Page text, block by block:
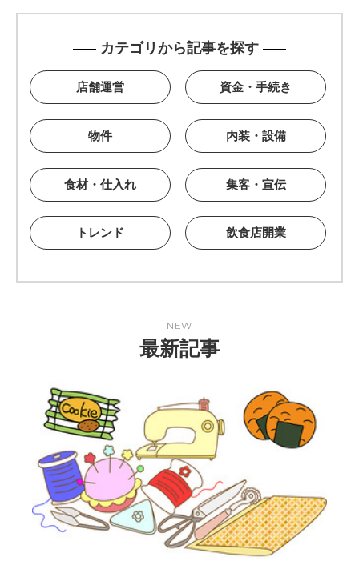
カテゴリから記事を探す
店舗運営 資金・手続き
物件 内装・設備
食材・仕入れ 集客・宣伝
トレンド 飲食店開業
NEW
最新記事